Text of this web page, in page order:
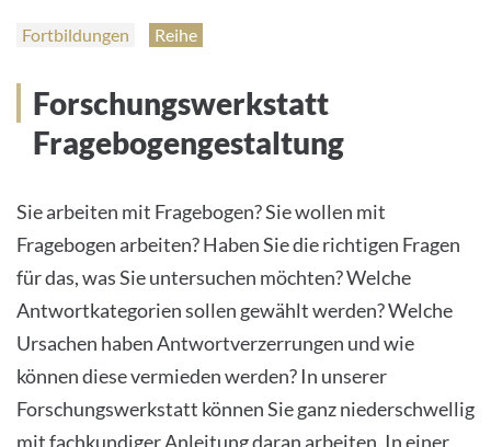
Fortbildungen Reihe
Forschungswerkstatt
Fragebogengestaltung
Sie arbeiten mit Fragebogen? Sie wollen mit
Fragebogen arbeiten? Haben Sie die richtigen Fragen
für das, was Sie untersuchen möchten? Welche
Antwortkategorien sollen gewählt werden? Welche
Ursachen haben Antwortverzerrungen und wie
können diese vermieden werden? In unserer
Forschungswerkstatt können Sie ganz niederschwellig
mit fachkundiger Anleitung daran arbeiten. In einer